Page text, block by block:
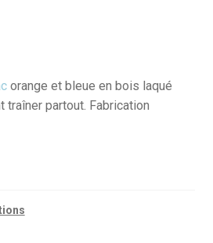
orange et bleue en bois laqué
partout. Fabrication